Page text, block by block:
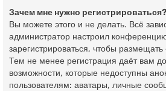
Зачем мне нужно регистрироваться?
Вы можете этого и не делать. Всё
администратор настроил
зарегистрироваться, чтобы
Тем не менее регистрация даёт вам
возможности, которые недоступны
пользователям: аватары, личные